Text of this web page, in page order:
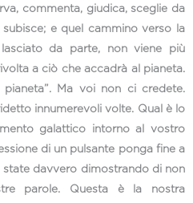
commenta, giudica, sceglie da
e quel cammino verso la
da parte, non viene più
a ciò che accadrà al pianeta.
Ma voi non ci credete.
innumerevoli volte. Qual è lo
galattico intorno al vostro
di un pulsante ponga fine a
davvero dimostrando di non
parole. Questa è la nostra